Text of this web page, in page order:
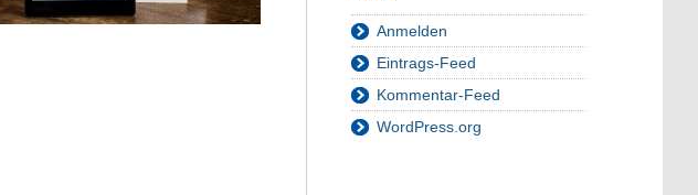
Anmelden
Eintrags-Feed
Kommentar-Feed
WordPress.org